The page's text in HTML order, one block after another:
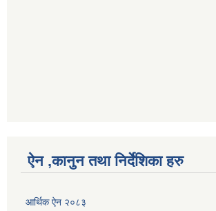
ऐन ,कानुन तथा निर्देशिका हरु
आर्थिक ऐन २०८३